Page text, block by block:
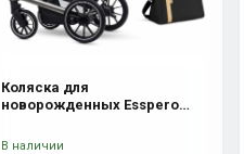
Коляска для
новорожденных Esspero
В наличии